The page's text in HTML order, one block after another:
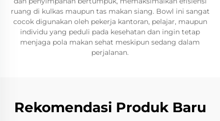
ruang di kulkas maupun tas makan siang. Bowl ini sangat
cocok digunakan oleh pekerja kantoran, pelajar, maupun
individu yang peduli pada kesehatan dan ingin tetap
menjaga pola makan sehat meskipun sedang dalam
perjalanan.
Rekomendasi Produk Baru